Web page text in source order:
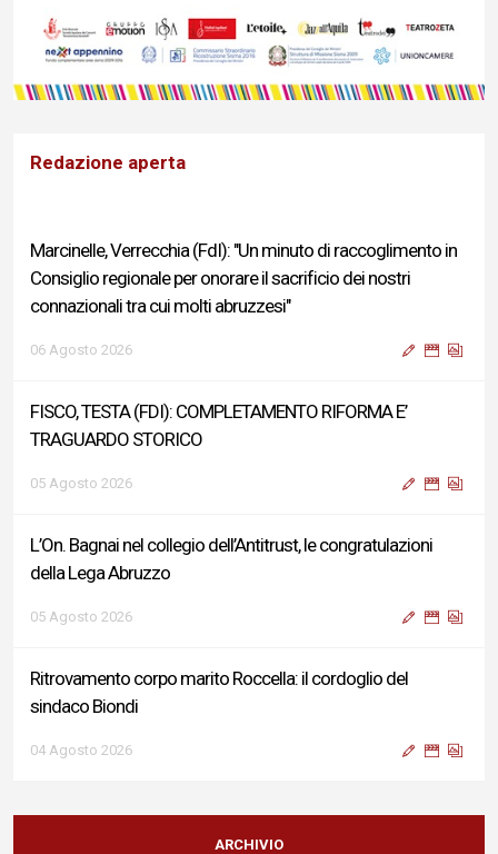
Redazione aperta
Marcinelle, Verrecchia (FdI): "Un minuto di raccoglimento in
Consiglio regionale per onorare il sacrificio dei nostri
connazionali tra cui molti abruzzesi"
06 Agosto 2026
FISCO, TESTA (FDI): COMPLETAMENTO RIFORMA E’
TRAGUARDO STORICO
05 Agosto 2026
L’On. Bagnai nel collegio dell’Antitrust, le congratulazioni
della Lega Abruzzo
05 Agosto 2026
Ritrovamento corpo marito Roccella: il cordoglio del
sindaco Biondi
04 Agosto 2026
Reddito di Cittadinanza, Testa (FdI): Presentata interpellanza
su criticità persistenti ed effetti sulle politiche di sviluppo del
ARCHIVIO